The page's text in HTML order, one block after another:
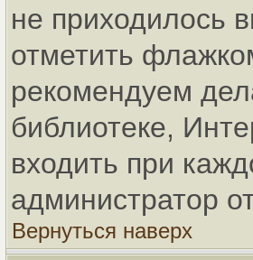
не приходилось
отметить
рекомендуем
библиотеке,
входить при
администратор
Вернуться наверх